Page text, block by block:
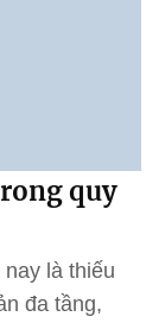
quy
là thiếu
đa tầng,